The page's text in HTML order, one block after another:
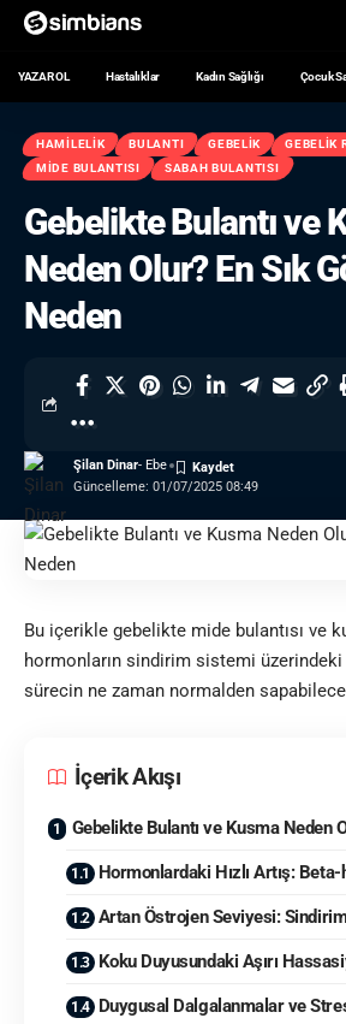
YAZAR OL Hastalıklar Kadın Sağlığı Çocuk
HAMILELIK BULANTI GEBELIK GEBELIK
MIDE BULANTISI
SABAH BULANTISI
Gebelikte Bulantı ve
Neden Olur? En Sık
Neden
Güncelleme: 01/07/2025 08:49
Şilan Dinar- Ebe
Bu içerikle gebelikte mide bulantısı ve
hormonların sindirim sistemi
sürecin ne zaman normalden
İçerik Akışı
Gebelikte Bulantı ve Kusma Neden
Hormonlardaki Hızlı Artış: Beta-
Artan Östrojen Seviyesi:
Koku Duyusundaki Aşırı
Duygusal Dalgalanmalar ve